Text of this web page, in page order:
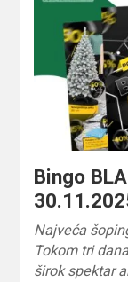
Bingo
Najveća
Tokom tri
širok spektar